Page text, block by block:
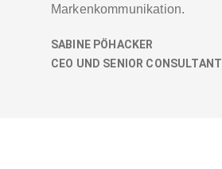
Markenkommunikation.
SABINE PÖHACKER
CEO UND SENIOR CONSULTANT